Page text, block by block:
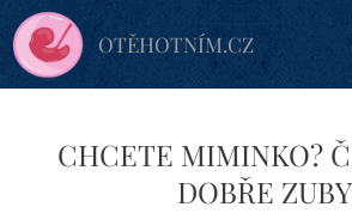
OTĚHOTNÍM.CZ
CHCETE MIMINKO?
DOBŘE